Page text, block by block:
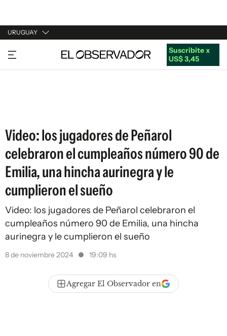
URUGUAY
URUGUAY
ARGENTINA
Suscribite x
US$ 3,45
Video: los jugadores de Peñarol
celebraron el cumpleaños número 90 de
Emilia, una hincha aurinegra y le
cumplieron el sueño
Video: los jugadores de Peñarol celebraron el
cumpleaños número 90 de Emilia, una hincha
aurinegra y le cumplieron el sueño
8 de noviembre 2024 19:09 hs
Agregar El Observador en